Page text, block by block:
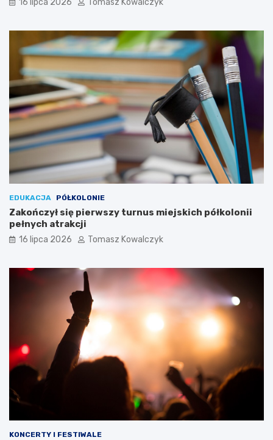
EDUKACJA PÓŁKOLONIE
Zakończył się pierwszy turnus miejskich półkolonii
pełnych atrakcji
16 lipca 2026 Tomasz Kowalczyk
KONCERTY I FESTIWALE